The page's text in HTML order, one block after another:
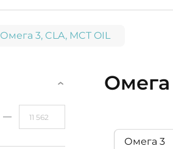
Омега 3, CLA, MCT OIL
Омега
Омега 3